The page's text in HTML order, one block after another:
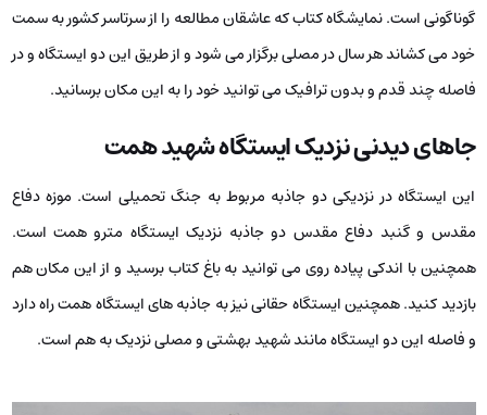
گوناگونی است. نمایشگاه کتاب که عاشقان مطالعه را از سرتاسر کشور به سمت
خود می کشاند هر سال در مصلی برگزار می شود و از طریق این دو ایستگاه و در
فاصله چند قدم و بدون ترافیک می توانید خود را به این مکان برسانید.
جاهای دیدنی نزدیک ایستگاه شهید همت
این ایستگاه در نزدیکی دو جاذبه مربوط به جنگ تحمیلی است. موزه دفاع
مقدس و گنبد دفاع مقدس دو جاذبه نزدیک ایستگاه مترو همت است.
همچنین با اندکی پیاده روی می توانید به باغ کتاب برسید و از این مکان هم
بازدید کنید. همچنین ایستگاه حقانی نیز به جاذبه های ایستگاه همت راه دارد
و فاصله این دو ایستگاه مانند شهید بهشتی و مصلی نزدیک به هم است.